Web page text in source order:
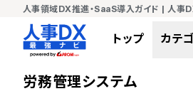
人事領域DX推進・SaaS導入ガイド | 人事
トップ カテ
労務管理システム